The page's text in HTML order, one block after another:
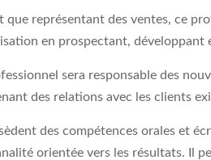
que représentant des ventes, ce
en prospectant,
sera responsable des
des relations avec les clients
des compétences orales et
orientée vers les résultats. Il